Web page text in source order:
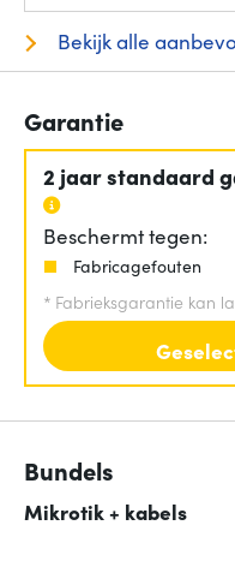
Bekijk alle
Garantie
2 jaar standaard
Beschermt tegen:
Fabricagefouten
* Fabrieksgarantie kan
Bundels
Mikrotik + kabels